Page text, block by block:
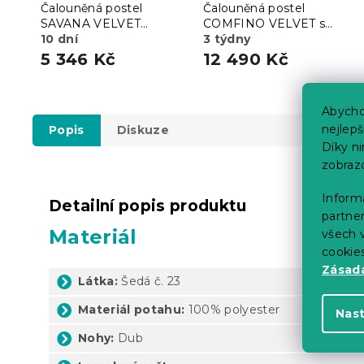
Díky
všech
Čalouněná postel
SAVANA VELVET
120x200 cm béžová
10 dní
5 346 Kč
Čalouněná postel
COMFINO VELVET s
přistýlkou 120x200 cm
růžováKRONOS 29
3 týdny
12 490 Kč
Popis Diskuze
Detailní popis produktu
Materiál
Látka: Šedá č. 23
Materiál potahu: 100% polyester
Nohy: Dub